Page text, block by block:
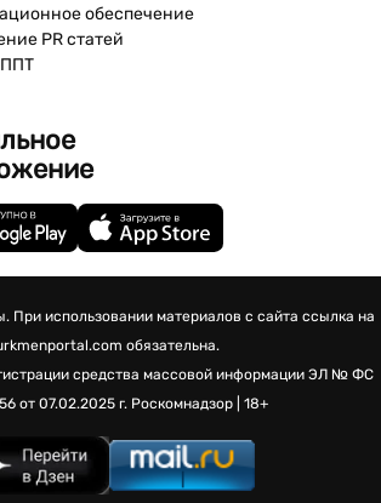
обеспечение
PR статей
При использовании материалов с сайта ссылка на
обязательна.
средства массовой информации ЭЛ № ФС
от 07.02.2025 г. Роскомнадзор | 18+